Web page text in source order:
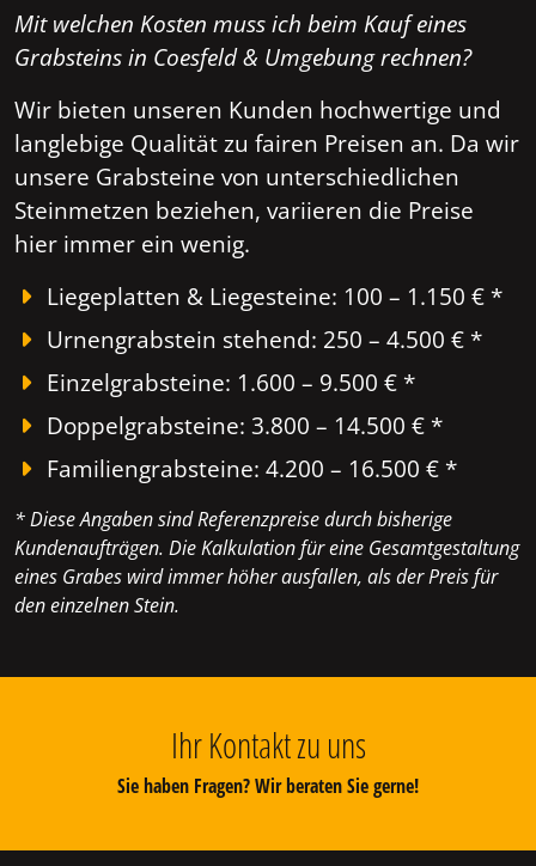
Mit welchen Kosten muss ich beim Kauf eines
Grabsteins in Coesfeld & Umgebung rechnen?
Wir bieten unseren Kunden hochwertige und
langlebige Qualität zu fairen Preisen an. Da wir
unsere Grabsteine von unterschiedlichen
Steinmetzen beziehen, variieren die Preise
hier immer ein wenig.
Liegeplatten & Liegesteine: 100 – 1.150 € *
Urnengrabstein stehend: 250 – 4.500 € *
Einzelgrabsteine: 1.600 – 9.500 € *
Doppelgrabsteine: 3.800 – 14.500 € *
Familiengrabsteine: 4.200 – 16.500 € *
* Diese Angaben sind Referenzpreise durch bisherige
Kundenaufträgen. Die Kalkulation für eine Gesamtgestaltung
eines Grabes wird immer höher ausfallen, als der Preis für
den einzelnen Stein.
Ihr Kontakt zu uns
Sie haben Fragen? Wir beraten Sie gerne!